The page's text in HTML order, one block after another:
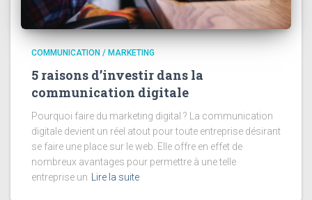
COMMUNICATION / MARKETING
5 raisons d’investir dans la
communication digitale
Pourquoi faire du marketing digital ? La communication
digitale devient un réel atout pour toute entreprise désirant
se faire une place sur le web. Elle offre en effet de
nombreux avantages pour permettre à une telle
entreprise un
Lire la suite